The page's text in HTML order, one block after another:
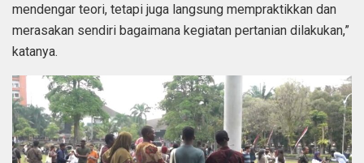
mendengar teori, tetapi juga langsung mempraktikkan dan
merasakan sendiri bagaimana kegiatan pertanian dilakukan,”
katanya.